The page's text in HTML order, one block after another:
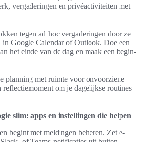
vergaderingen en privéactiviteiten met
tegen ad-hoc vergaderingen door ze
in Google Calendar of Outlook. Doe een
het einde van de dag en maak een begin-
planning met ruimte voor onvoorziene
reflectiemoment om je dagelijkse routines
slim: apps en instellingen die helpen
begint met meldingen beheren. Zet e-